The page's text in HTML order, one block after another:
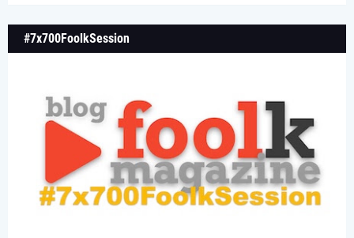
#7x700FoolkSession